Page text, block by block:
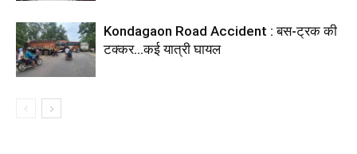
Kondagaon Road Accident : बस-ट्रक की
टक्कर…कई यात्री घायल